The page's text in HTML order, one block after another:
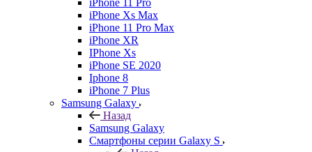
iPhone 11 Pro
iPhone Xs Max
iPhone 11 Pro Max
iPhone XR
IPhone Xs
iPhone SE 2020
Iphone 8
iPhone 7 Plus
Samsung Galaxy
Назад
Samsung Galaxy
Смартфоны серии Galaxy S